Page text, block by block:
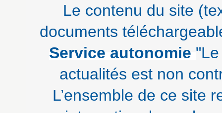
Le contenu du site
documents
Service autonomie
actualités est non
L’ensemble de ce site